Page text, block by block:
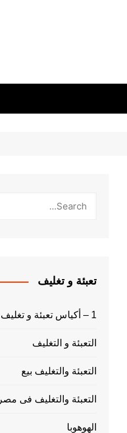
تعبئة و تغليف
1 – أكياس تعبئة و تغليف
التعبئة و التغليف
التعبئة والتغليف بيع
التعبئة والتغليف فى مصر
الهوهوبا